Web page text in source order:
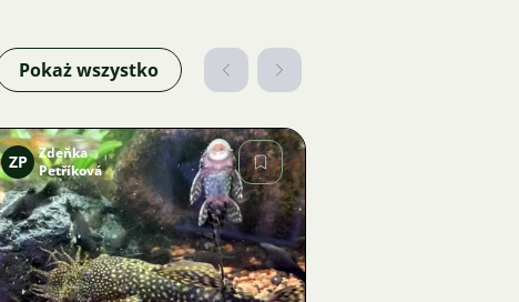
Pokaż wszystko
Zdjęcie
ZP
Zdeňka
Petříková